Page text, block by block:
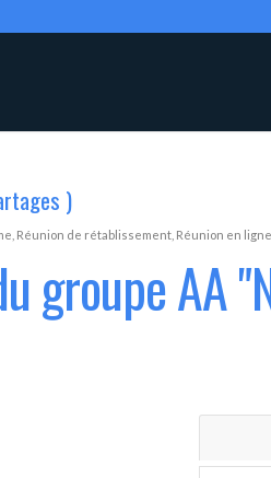
)
Réunion de rétablissement Réunion en ligne
groupe AA